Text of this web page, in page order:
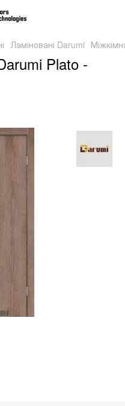
Ламіновані Darumi
Plato -